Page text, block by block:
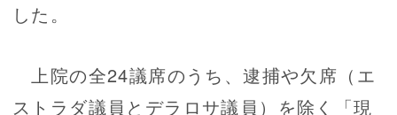
した。
上院の全24議席のうち、逮捕や欠席（エ
ストラダ議員とデラロサ議員）を除く「現